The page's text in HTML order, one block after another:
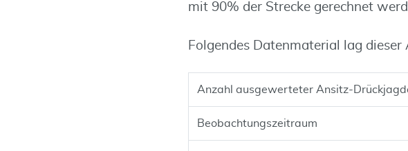
mit 90% der Strecke gerechnet
Folgendes Datenmaterial lag
Anzahl ausgewerteter Ansitz-
Beobachtungszeitraum